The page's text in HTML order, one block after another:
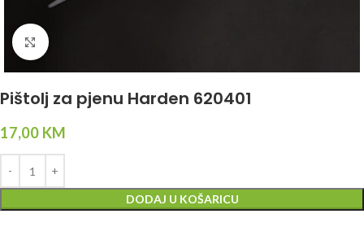
Click to enlarge
Pištolj za pjenu Harden 620401
17,00 KM
DODAJ U KOŠARICU